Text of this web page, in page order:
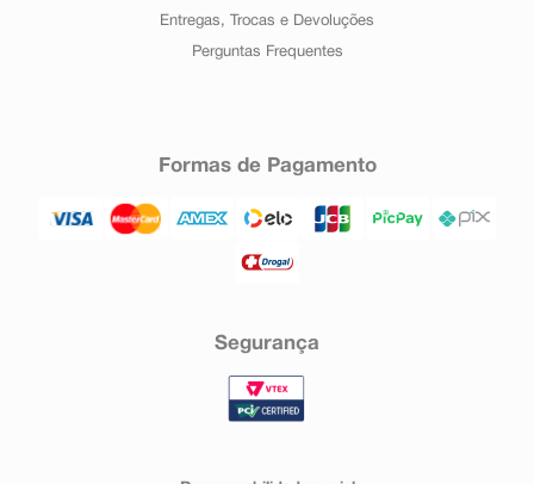
Entregas, Trocas e Devoluções
Perguntas Frequentes
Formas de Pagamento
Segurança